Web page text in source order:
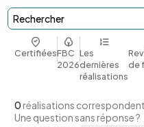
Rechercher
CertifiéesFBC
2026
Les
dernières
réalisations
de
0 réalisations
Une question sans réponse ?